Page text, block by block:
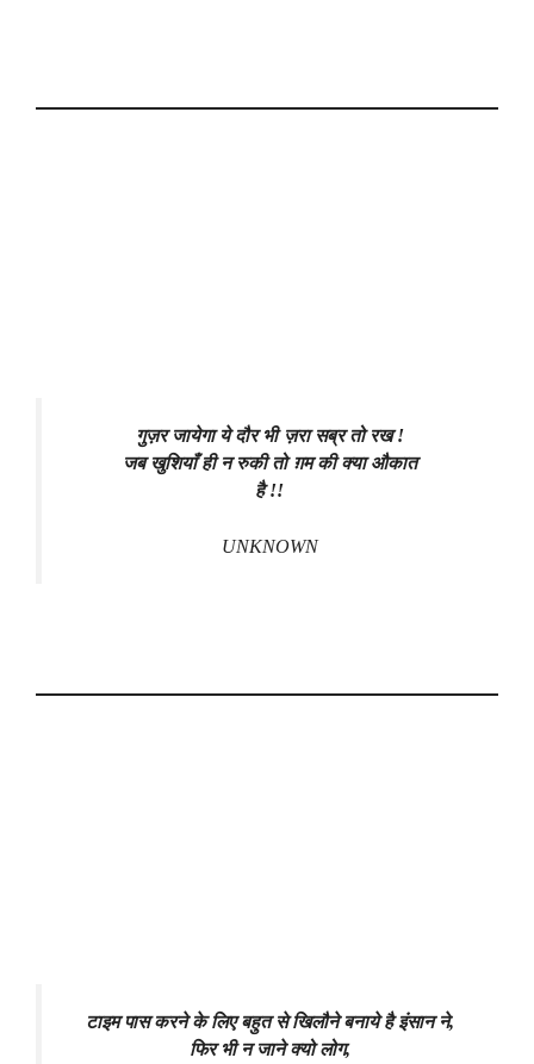
गुज़र जायेगा ये दौर भी ज़रा सब्र तो रख !
जब खुशियाँ ही न रुकी तो ग़म की क्या औकात
है !!
UNKNOWN
टाइम पास करने के लिए बहुत से खिलौने बनाये है इंसान ने,
फिर भी न जाने क्यो लोग,